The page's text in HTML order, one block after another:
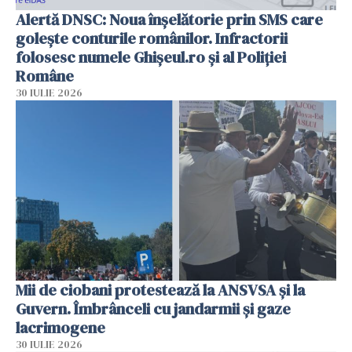
Alertă DNSC: Noua înșelătorie prin SMS care
golește conturile românilor. Infractorii
folosesc numele Ghișeul.ro și al Poliției
Române
30 IULIE 2026
Mii de ciobani protestează la ANSVSA și la
Guvern. Îmbrânceli cu jandarmii și gaze
lacrimogene
30 IULIE 2026